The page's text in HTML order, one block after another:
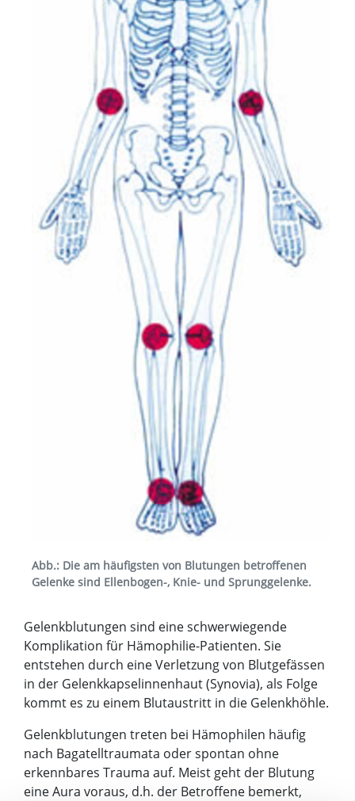
Abb.: Die am häufigsten von Blutungen betroffenen
Gelenke sind Ellenbogen-, Knie- und Sprunggelenke.
Gelenkblutungen sind eine schwerwiegende
Komplikation für Hämophilie-Patienten. Sie
entstehen durch eine Verletzung von Blutgefässen
in der Gelenkkapselinnenhaut (Synovia), als Folge
kommt es zu einem Blutaustritt in die Gelenkhöhle.
Gelenkblutungen treten bei Hämophilen häufig
nach Bagatelltraumata oder spontan ohne
erkennbares Trauma auf. Meist geht der Blutung
eine Aura voraus, d.h. der Betroffene bemerkt,